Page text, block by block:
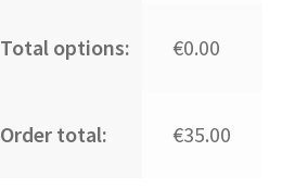
Total options: €0.00
Order total: €35.00